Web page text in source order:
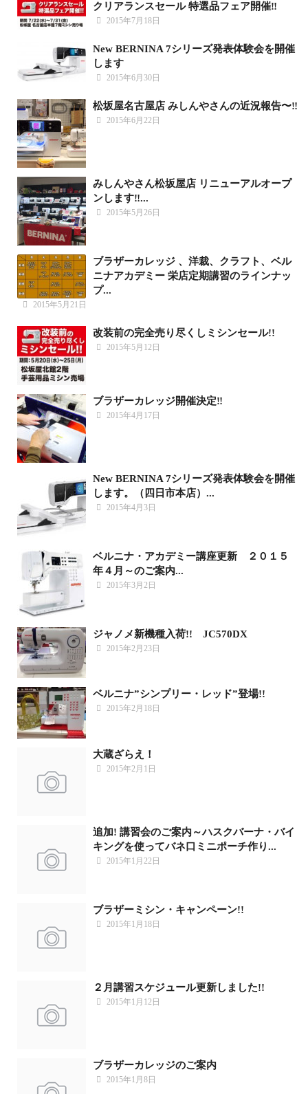
クリアランスセール 特選品フェア開催‼️
2015年7月18日
New BERNINA 7シリーズ発表体験会を開催
します
2015年6月30日
松坂屋名古屋店 みしんやさんの近況報告〜‼️
2015年6月22日
みしんやさん松坂屋店 リニューアルオープ
ンします‼️...
2015年5月26日
ブラザーカレッジ 、洋裁、クラフト、ベル
ニナアカデミー 栄店定期講習のラインナッ
プ...
2015年5月21日
改装前の完全売り尽くしミシンセール!!
2015年5月12日
ブラザーカレッジ開催決定‼️
2015年4月17日
New BERNINA 7シリーズ発表体験会を開催
します。（四日市本店）...
2015年4月3日
ベルニナ・アカデミー講座更新 ２０１５
年４月～のご案内...
2015年3月2日
ジャノメ新機種入荷!! JC570DX
2015年2月23日
ベルニナ”シンプリー・レッド”登場!!
2015年2月18日
大蔵ざらえ！
2015年2月1日
追加! 講習会のご案内～ハスクバーナ・バイ
キングを使ってバネ口ミニポーチ作り...
2015年1月22日
ブラザーミシン・キャンペーン!!
2015年1月18日
２月講習スケジュール更新しました!!
2015年1月12日
ブラザーカレッジのご案内
2015年1月8日